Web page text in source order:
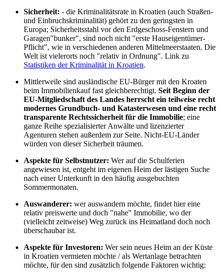
Sicherheit: - die Kriminalitätsrate in Kroatien (auch Straßen-
und Einbruchskriminalität) gehört zu den geringsten in
Europa; Sicherheitsstahl vor den Erdgeschoss-Fenstern und
Garagen"bunker", sind noch nicht "erste Hauseigentümer-
Pflicht", wie in verschiedenen anderen Mittelmeerstaaten. Die
Welt ist vielerorts noch "relativ in Ordnung". Link zu
Statistiken der Kriminalität in Kroatien.
Mittlerweile sind ausländische EU-Bürger mit den Kroaten
beim Immobilienkauf fast gleichberechtigt. Seit Beginn der
EU-Mitgliedschaft des Landes herrscht ein teilweise recht
modernes Grundbuch- und Katasterwesen und eine recht
transparente Rechtssicherheit für die Immobilie; eine
ganze Reihe spezialisierter Anwälte und lizenzierter
Agenturen stehen außerdem zur Seite. Nicht-EU-Länder
würden von dieser Sicherheit träumen.
Aspekte für Selbstnutzer: Wer auf die Schulferien
angewiesen ist, entgeht im eigenen Heim der lästigen Suche
nach einer Unterkunft in den häufig ausgebuchten
Sommermonaten.
Auswanderer: wer auswandern möchte, findet hier eine
relativ preiswerte und doch "nahe" Immobilie, wo der
(vielleicht zeitweise) Weg zurück ins Heimatland doch noch
überschaubar ist.
Aspekte für Investoren: Wer sein neues Heim an der Küste
in Kroatien vermieten möchte / als Wertanlage betrachten
möchte, für den sind zusätzlich folgende Faktoren wichtig: